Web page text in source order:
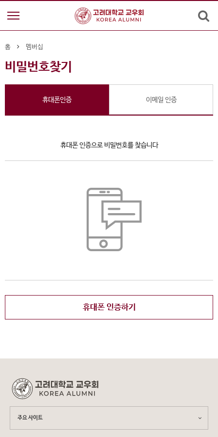
홈 멤버십
비밀번호찾기
휴대폰인증 이메일 인증
휴대폰 인증으로 비밀번호를 찾습니다
휴대폰 인증하기
주요 사이트